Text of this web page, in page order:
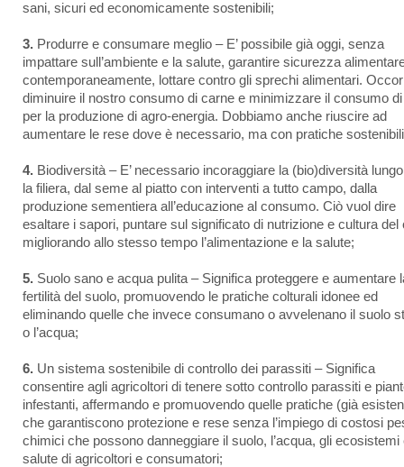
sani, sicuri ed economicamente sostenibili;
3. Produrre e consumare meglio – E’ possibile già oggi, senza
impattare sull’ambiente e la salute, garantire sicurezza
contemporaneamente, lottare contro gli sprechi alimentari.
diminuire il nostro consumo di carne e minimizzare il consumo
per la produzione di agro-energia. Dobbiamo anche riuscire ad
aumentare le rese dove è necessario, ma con pratiche
4. Biodiversità – E’ necessario incoraggiare la (bio)diversità
la filiera, dal seme al piatto con interventi a tutto campo, dalla
produzione sementiera all’educazione al consumo. Ciò vuol dire
esaltare i sapori, puntare sul significato di nutrizione e cultura del
migliorando allo stesso tempo l’alimentazione e la salute;
5. Suolo sano e acqua pulita – Significa proteggere e aumentare
fertilità del suolo, promuovendo le pratiche colturali idonee ed
eliminando quelle che invece consumano o avvelenano il suolo
o l’acqua;
6. Un sistema sostenibile di controllo dei parassiti – Significa
consentire agli agricoltori di tenere sotto controllo parassiti e
infestanti, affermando e promuovendo quelle pratiche (già
che garantiscono protezione e rese senza l’impiego di costosi
chimici che possono danneggiare il suolo, l’acqua, gli ecosistemi
salute di agricoltori e consumatori;